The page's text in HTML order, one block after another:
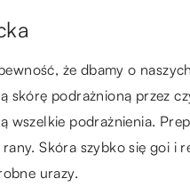
że dbamy o
skórę podrażnioną przez
wszelkie podrażnienia.
Skóra szybko się goi i
urazy.